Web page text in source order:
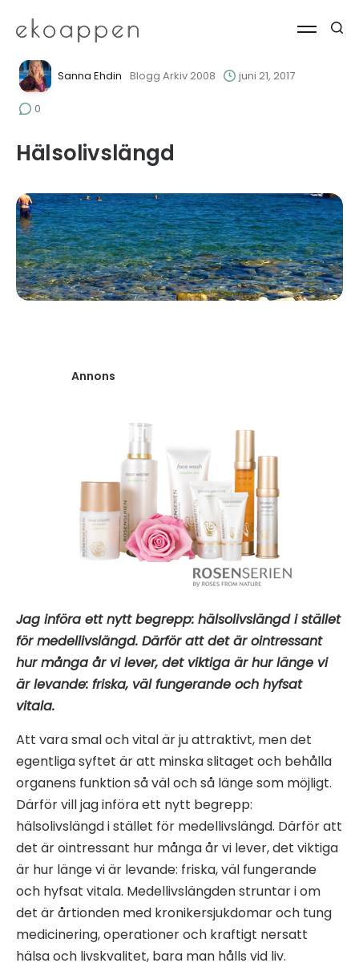
Sanna Ehdin Blogg Arkiv 2008 juni 21, 2017
0
Hälsolivslängd
Annons
Jag införa ett nytt begrepp: hälsolivslängd i stället
för medellivslängd. Därför att det är ointressant
hur många år vi lever, det viktiga är hur länge vi
är levande: friska, väl fungerande och hyfsat
vitala.
Att vara smal och vital är ju attraktivt, men det
egentliga syftet är att minska slitaget och behålla
organens funktion så väl och så länge som möjligt.
Därför vill jag införa ett nytt begrepp:
hälsolivslängd i stället för medellivslängd. Därför att
det är ointressant hur många år vi lever, det viktiga
är hur länge vi är levande: friska, väl fungerande
och hyfsat vitala. Medellivslängden struntar i om
det är årtionden med kronikersjukdomar och tung
medicinering, operationer och kraftigt nersatt
hälsa och livskvalitet, bara man hålls vid liv.